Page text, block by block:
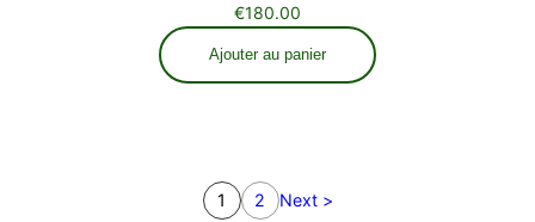
€180.00
Ajouter au panier
1 2 Next >